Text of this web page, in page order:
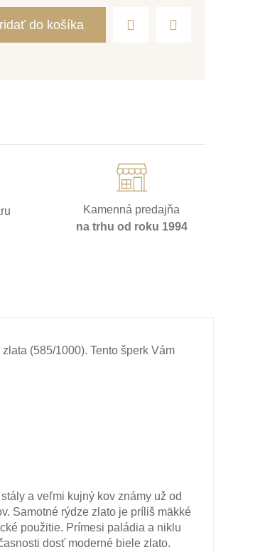
do košíka
Kamenná predajňa
na trhu od roku 1994
(585/1000). Tento šperk Vám
a veľmi kujný kov známy už od
Samotné rýdze zlato je príliš mäkké
použitie. Prímesi paládia a niklu
dosť moderné biele zlato.